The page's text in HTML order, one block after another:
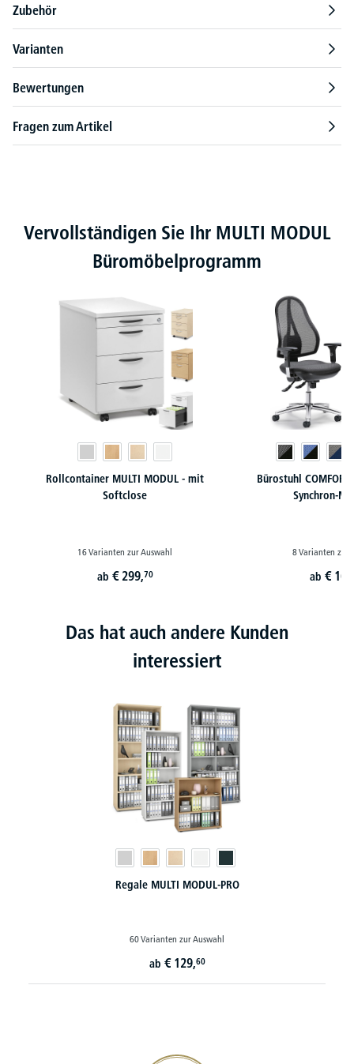
Zubehör
Varianten
Bewertungen
Fragen zum Artikel
Produktgalerie überspringen
Vervollständigen Sie Ihr MULTI MODUL
Büromöbelprogramm
Rollcontainer MULTI MODUL - mit
Softclose
16 Varianten zur Auswahl
ab € 299,70
Bürostuhl COMFORT
Synchron-
8 Varianten zur
ab €
Das hat auch andere Kunden
interessiert
Regale MULTI MODUL-PRO
60 Varianten zur Auswahl
ab € 129,60